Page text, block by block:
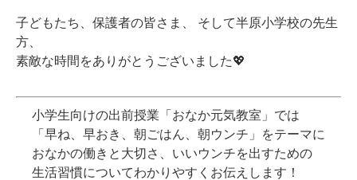
子どもたち、保護者の皆さま、 そして半原小学校の先生
方、
素敵な時間をありがとうございました💖
小学生向けの出前授業「 おなか元気教室 」では
「 早ね、早おき、朝ごはん、朝ウンチ 」をテーマに
おなかの働きと大切さ、いいウンチを出すための
生活習慣についてわかりやすくお伝えします！